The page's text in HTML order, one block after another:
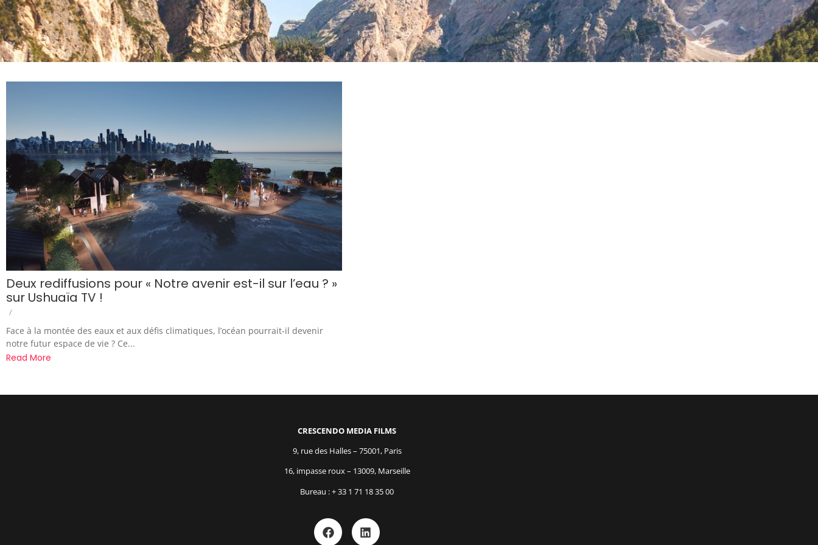
Deux rediffusions pour « Notre avenir est-il sur l’eau ? »
sur Ushuaïa TV !
/
Face à la montée des eaux et aux défis climatiques, l’océan pourrait-il devenir
notre futur espace de vie ? Ce...
Read More
CRESCENDO MEDIA FILMS
9, rue des Halles – 75001, Paris
16, impasse roux – 13009, Marseille
Bureau : + 33 1 71 18 35 00